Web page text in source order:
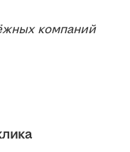
компаний